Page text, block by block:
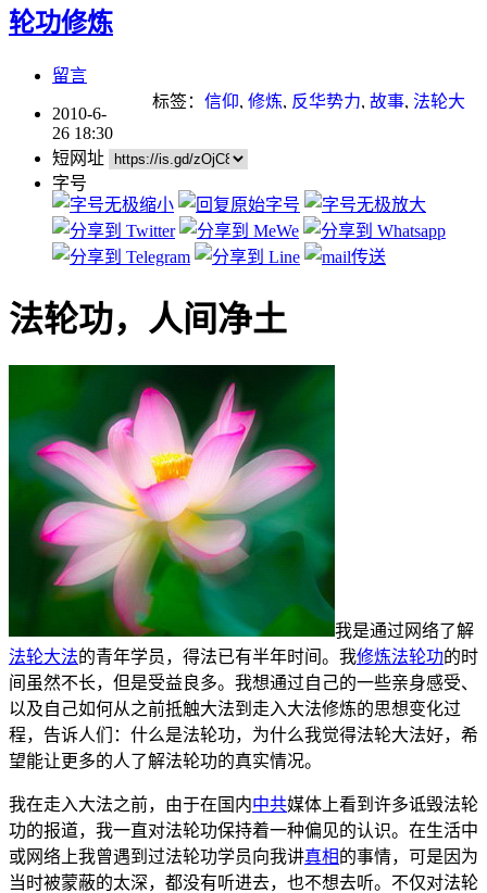
轮功修炼
留言
标签： 信仰, 修炼, 反华势力, 故事, 法轮大
2010-6-
26 18:30
短网址
字号
法轮功，人间净土
我是通过网络了解
法轮大法的青年学员，得法已有半年时间。我修炼法轮功的时
间虽然不长，但是受益良多。我想通过自己的一些亲身感受、
以及自己如何从之前抵触大法到走入大法修炼的思想变化过
程，告诉人们：什么是法轮功，为什么我觉得法轮大法好，希
望能让更多的人了解法轮功的真实情况。
我在走入大法之前，由于在国内中共媒体上看到许多诋毁法轮
功的报道，我一直对法轮功保持着一种偏见的认识。在生活中
或网络上我曾遇到过法轮功学员向我讲真相的事情，可是因为
当时被蒙蔽的太深，都没有听进去，也不想去听。不仅对法轮